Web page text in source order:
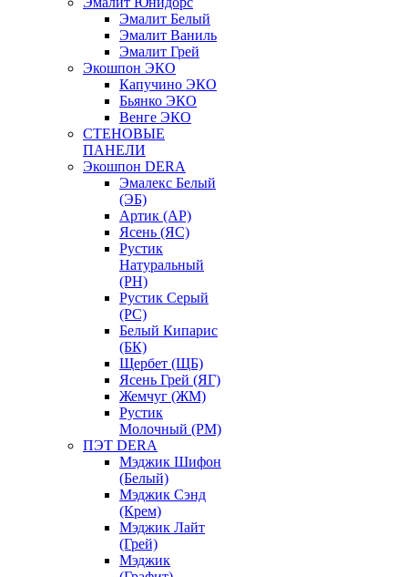
Эмалит Белый
Эмалит Ваниль
Эмалит Грей
Экошпон ЭКО
Капучино ЭКО
Бьянко ЭКО
Венге ЭКО
СТЕНОВЫЕ
ПАНЕЛИ
Экошпон DERA
Эмалекс Белый
(ЭБ)
Артик (АР)
Ясень (ЯС)
Рустик
Натуральный
(РН)
Рустик Серый
(РС)
Белый Кипарис
(БК)
Щербет (ЩБ)
Ясень Грей (ЯГ)
Жемчуг (ЖМ)
Рустик
Молочный (РМ)
ПЭТ DERA
Мэджик Шифон
(Белый)
Мэджик Сэнд
(Крем)
Мэджик Лайт
(Грей)
Мэджик